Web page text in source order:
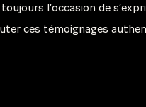
l’occasion de
ces témoignages